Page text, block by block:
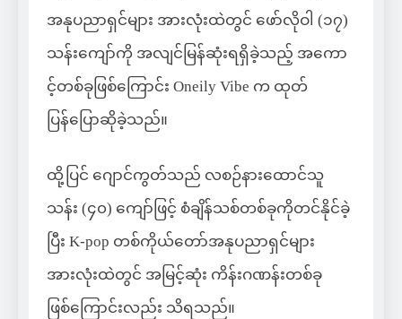
အနုပညာရှင်များ အားလုံးထဲတွင် ဖော်လိုဝါ (၁၇)
သန်းကျော်ကို အလျင်မြန်ဆုံးရရှိခဲ့သည့် အကော
င့်တစ်ခုဖြစ်ကြောင်း Oneily Vibe က ထုတ်
ပြန်ပြောဆိုခဲ့သည်။
ထို့ပြင် ဂျောင်ကွတ်သည် လစဉ်နားထောင်သူ
သန်း (၄၀) ကျော်ဖြင့် စံချိန်သစ်တစ်ခုကိုတင်နိုင်ခဲ့
ပြီး K-pop တစ်ကိုယ်တော်အနုပညာရှင်များ
အားလုံးထဲတွင် အမြင့်ဆုံး ကိန်းဂဏန်းတစ်ခု
ဖြစ်ကြောင်းလည်း သိရသည်။